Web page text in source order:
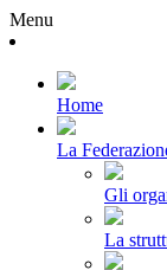
Menu
Home
La
Gli
La